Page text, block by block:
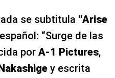
se subtitula “Arise
“Surge de las
por A-1 Pictures,
y escrita